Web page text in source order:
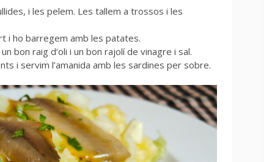
i les pelem. Les tallem a trossos i les
i ho barregem amb les patates.
bon raig d’oli i un bon rajolí de vinagre i sal.
i servim l’amanida amb les sardines per sobre.